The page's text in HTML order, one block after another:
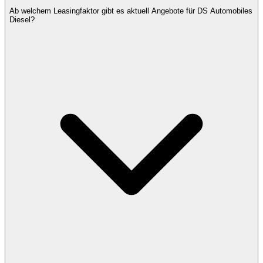
Ab welchem Leasingfaktor gibt es aktuell Angebote für DS Automobiles
Diesel?